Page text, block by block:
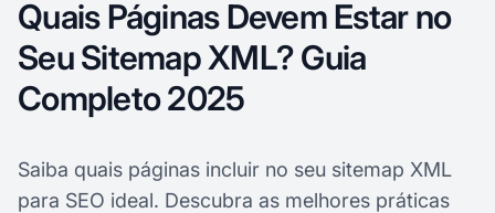
Quais Páginas Devem Estar no
Seu Sitemap XML? Guia
Completo 2025
Saiba quais páginas incluir no seu sitemap XML
para SEO ideal. Descubra as melhores práticas